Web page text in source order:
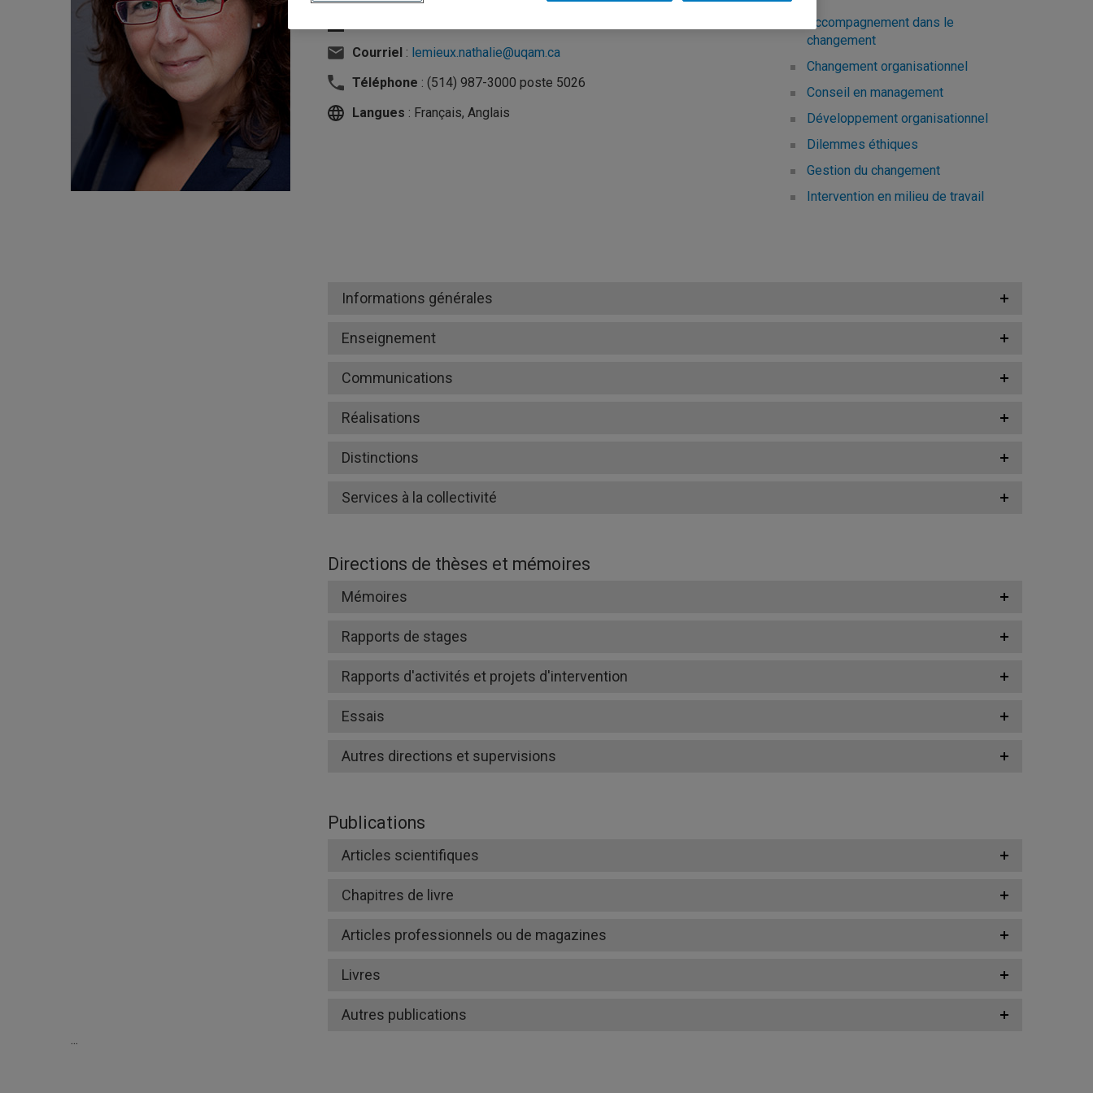
Courriel: lemieux.nathalie@uqam.ca
Téléphone : (514) 987-3000 poste 5026
Langues : Français, Anglais
Accompagnement dans le
changement
Changement organisationnel
Conseil en management
Développement organisationnel
Dilemmes éthiques
Gestion du changement
Intervention en milieu de travail
Informations générales
Enseignement
Communications
Réalisations
Distinctions
Services à la collectivité
Directions de thèses et mémoires
Mémoires
Rapports de stages
Rapports d'activités et projets d'intervention
Essais
Autres directions et supervisions
Publications
Articles scientifiques
Chapitres de livre
Articles professionnels ou de magazines
Livres
Autres publications
...